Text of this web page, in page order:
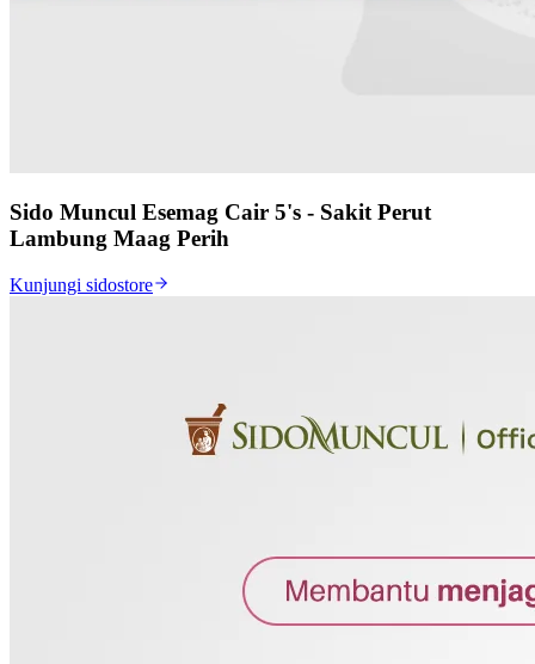
Sido Muncul Esemag Cair 5's - Sakit Perut
Lambung Maag Perih
Kunjungi sidostore